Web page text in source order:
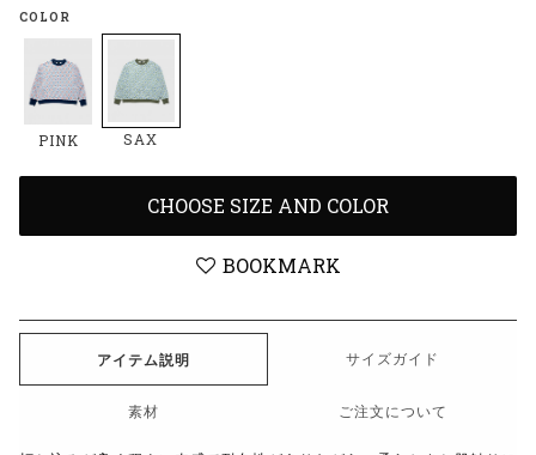
COLOR
PINK SAX
CHOOSE SIZE AND COLOR
BOOKMARK
アイテム説明 サイズガイド
素材 ご注文について